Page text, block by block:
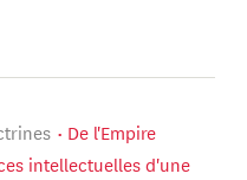
De l'Empire
intellectuelles d'une